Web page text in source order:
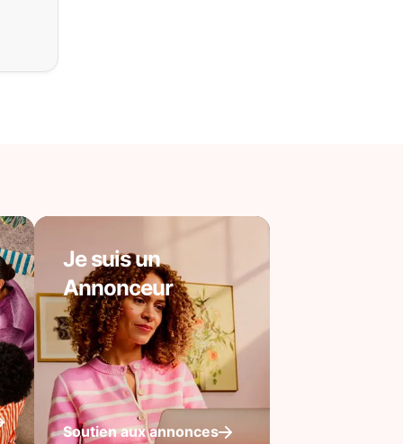
Je suis un
Annonceur
Soutien aux annonces